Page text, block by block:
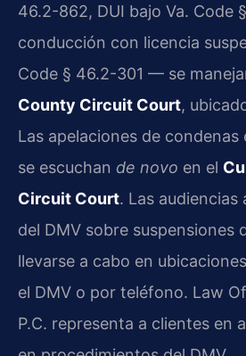
46.2-862, DUI bajo Va. Code
conducción con licencia
Code § 46.2-301 — se
County Circuit Court,
Las apelaciones de
se escuchan de novo en el
Circuit Court. Las
del DMV sobre suspensiones
llevarse a cabo en
el DMV o por teléfono. Law
P.C. representa a clientes en